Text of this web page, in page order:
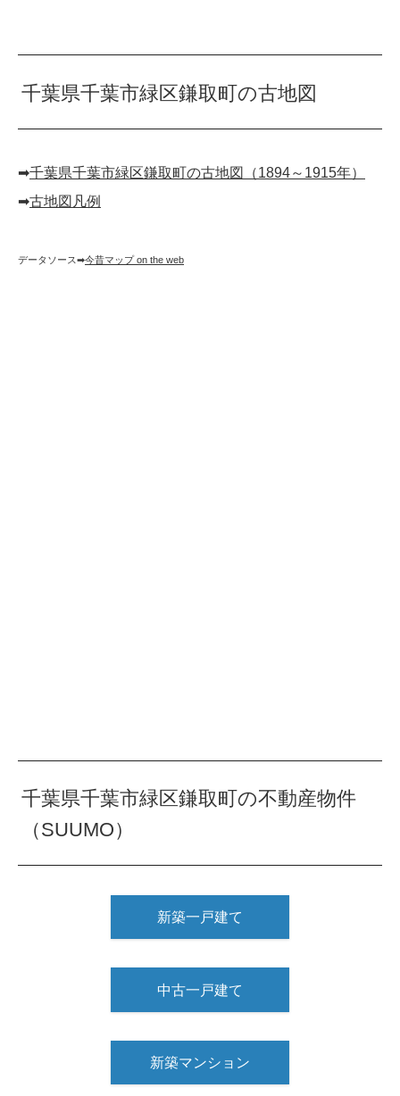
千葉県千葉市緑区鎌取町の古地図
➡︎千葉県千葉市緑区鎌取町の古地図（1894～1915年）
➡︎古地図凡例
データソース➡︎今昔マップ on the web
千葉県千葉市緑区鎌取町の不動産物件
（SUUMO）
新築一戸建て
中古一戸建て
新築マンション